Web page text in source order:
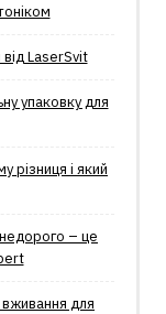
LaserSvit
упаковку для
різниця і який
недорого – це
для